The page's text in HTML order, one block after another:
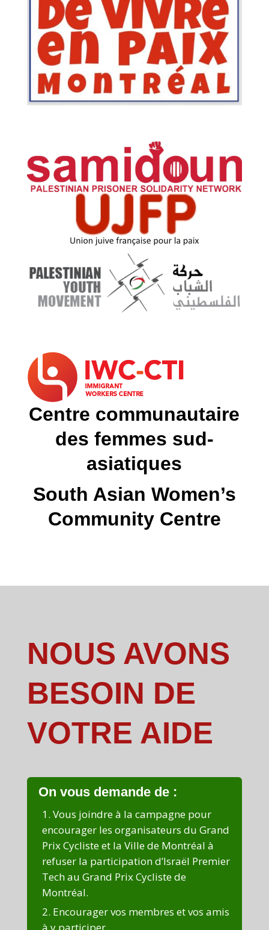
Centre communautaire
des femmes sud-
asiatiques
South Asian Women’s
Community Centre
NOUS AVONS
BESOIN DE
VOTRE AIDE
On vous demande de :
Vous joindre à la campagne pour
encourager les organisateurs du Grand
Prix Cycliste et la Ville de Montréal à
refuser la participation d’Israël Premier
Tech au Grand Prix Cycliste de
Montréal.
Encourager vos membres et vos amis